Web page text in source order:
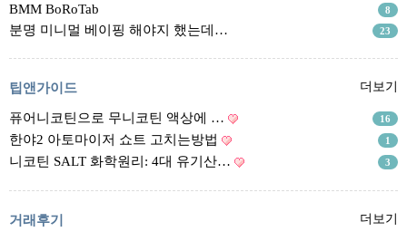
액상
팁앤가이드
레시피계산기
업체
BMM BoRoTab 8
분명 미니멀 베이핑 해야지 했는데… 23
팁앤가이드 더보기
퓨어니코틴으로 무니코틴 액상에 … 16
한야2 아토마이저 쇼트 고치는방법 1
니코틴 SALT 화학원리: 4대 유기산… 3
거래후기 더보기